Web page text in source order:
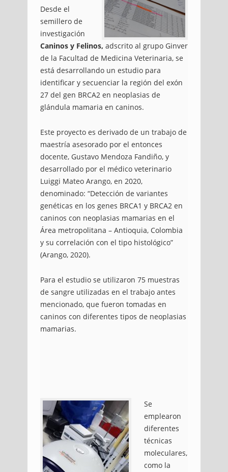
Desde el
semillero de
investigación
Caninos y Felinos, adscrito al grupo Ginver
de la Facultad de Medicina Veterinaria, se
está desarrollando un estudio para
identificar y secuenciar la región del exón
27 del gen BRCA2 en neoplasias de
glándula mamaria en caninos.
Este proyecto es derivado de un trabajo de
maestría asesorado por el entonces
docente, Gustavo Mendoza Fandiño, y
desarrollado por el médico veterinario
Luiggi Mateo Arango, en 2020,
denominado: “Detección de variantes
genéticas en los genes BRCA1 y BRCA2 en
caninos con neoplasias mamarias en el
Área metropolitana – Antioquia, Colombia
y su correlación con el tipo histológico”
(Arango, 2020).
Para el estudio se utilizaron 75 muestras
de sangre utilizadas en el trabajo antes
mencionado, que fueron tomadas en
caninos con diferentes tipos de neoplasias
mamarias.
Se
emplearon
diferentes
técnicas
moleculares,
como la